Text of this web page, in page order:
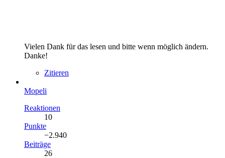
Vielen Dank für das lesen und bitte wenn möglich ändern.
Danke!
Zitieren
Mopeli
Reaktionen
10
Punkte
−2.940
Beiträge
26